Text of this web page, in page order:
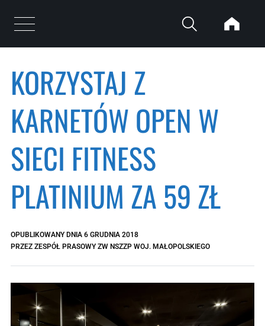
Otwórz menu
KORZYSTAJ Z
KARNETÓW OPEN W
SIECI FITNESS
PLATINIUM ZA 59 ZŁ
OPUBLIKOWANY DNIA 6 GRUDNIA 2018
PRZEZ ZESPÓŁ PRASOWY ZW NSZZP WOJ. MAŁOPOLSKIEGO